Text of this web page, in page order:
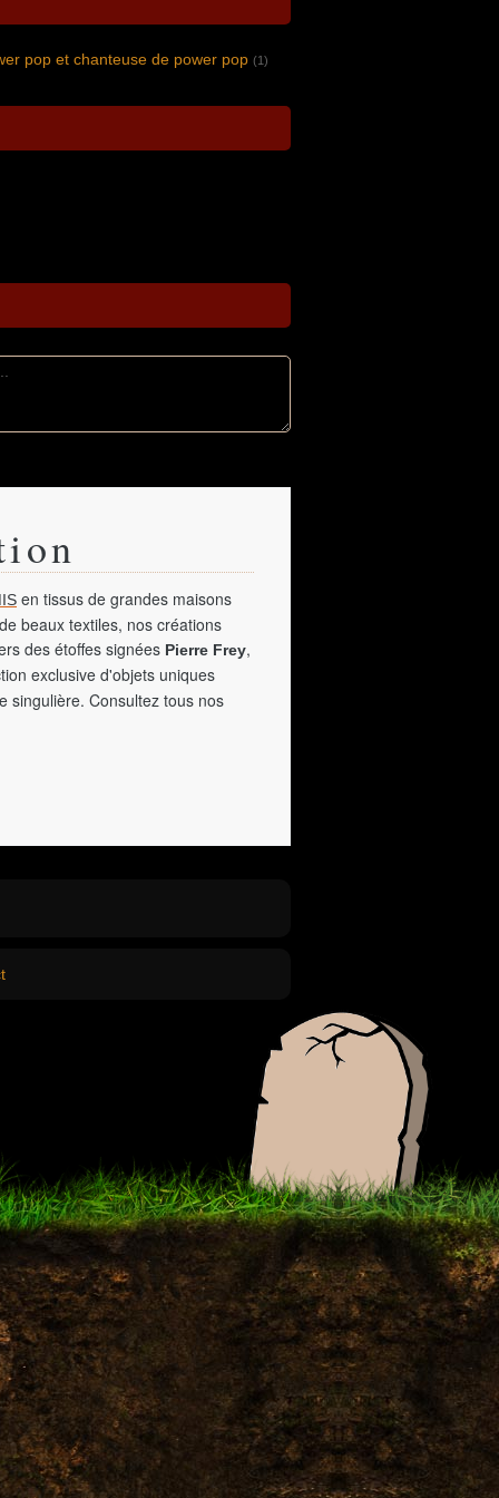
pop et chanteuse de power pop (1)
en tissus de grandes maisons
beaux textiles, nos créations
des étoffes signées Pierre Frey,
exclusive d'objets uniques
singulière. Consultez tous nos